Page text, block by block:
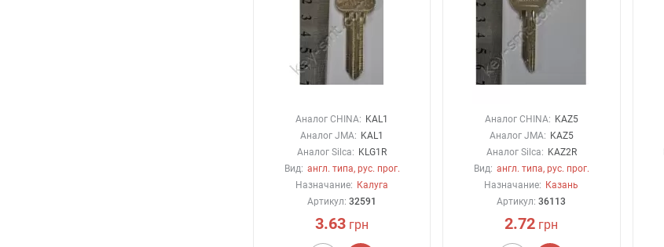
Аналог CHINA: KAL1
Аналог JMA: KAL1
Аналог Silca: KLG1R
Вид: англ. типа, рус. прог.
Назначание: Калуга
Артикул:32591
3.63 грн
Аналог CHINA: KAZ5
Аналог JMA: KAZ5
Аналог Silca: KAZ2R
Вид: англ. типа, рус. прог.
Назначание: Казань
Артикул:36113
2.72 грн